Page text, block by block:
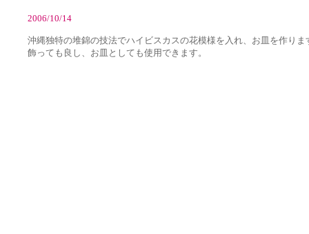
2006/10/14
沖縄独特の堆錦の技法でハイビスカスの花模様を入れ、お皿を作りま
飾っても良し、お皿としても使用できます。